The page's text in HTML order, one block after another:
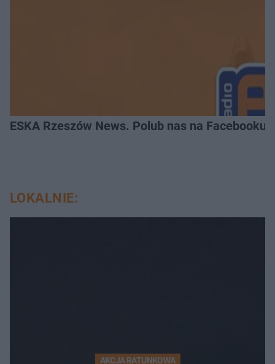
ESKA Rzeszów News. Polub nas na Facebooku!
LOKALNIE:
AKCJA RATUNKOWA